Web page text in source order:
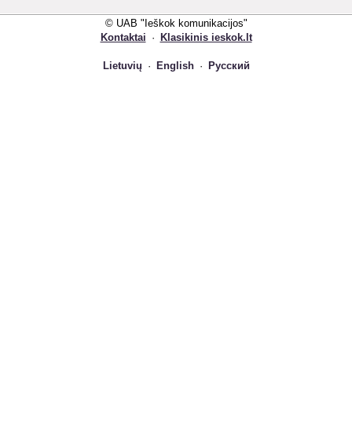
© UAB "Ieškok komunikacijos"
Kontaktai · Klasikinis ieskok.lt
Lietuvių · English · Русский